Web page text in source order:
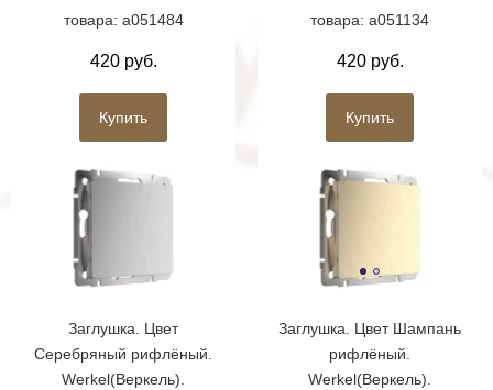
товара: a051484
420 руб.
Купить
товара: a051134
420 руб.
Купить
Заглушка. Цвет
Серебряный рифлёный.
Werkel(Веркель).
Заглушка. Цвет Шампань
рифлёный.
Werkel(Веркель).